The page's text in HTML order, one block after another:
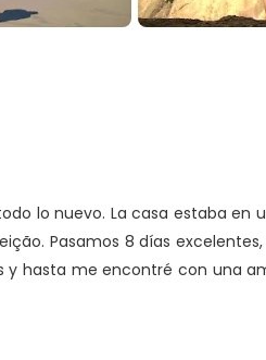
lo nuevo. La casa estaba en
Pasamos 8 días
hasta me encontré con una